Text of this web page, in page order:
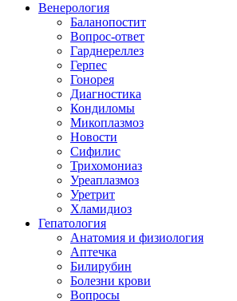
Венерология
Баланопостит
Вопрос-ответ
Гарднереллез
Герпес
Гонорея
Диагностика
Кондиломы
Микоплазмоз
Новости
Сифилис
Трихомониаз
Уреаплазмоз
Уретрит
Хламидиоз
Гепатология
Анатомия и физиология
Аптечка
Билирубин
Болезни крови
Вопросы